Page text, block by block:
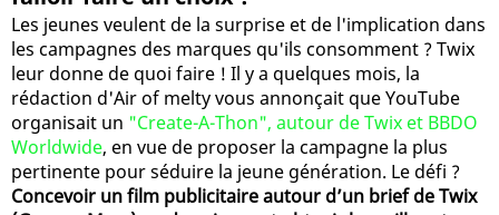
Les jeunes veulent de la surprise et de l'implication dans
les campagnes des marques qu'ils consomment ? Twix
leur donne de quoi faire ! Il y a quelques mois, la
rédaction d'Air of melty vous annonçait que YouTube
organisait un "Create-A-Thon", autour de Twix et BBDO
Worldwide, en vue de proposer la campagne la plus
pertinente pour séduire la jeune génération. Le défi ?
Concevoir un film publicitaire autour d’un brief de Twix